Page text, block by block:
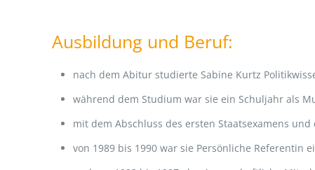
Ausbildung und Beruf:
nach dem Abitur studierte Sabine Kurtz
während dem Studium war sie ein Schuljahr als
mit dem Abschluss des ersten Staatsexamens
von 1989 bis 1990 war sie Persönliche Referentin